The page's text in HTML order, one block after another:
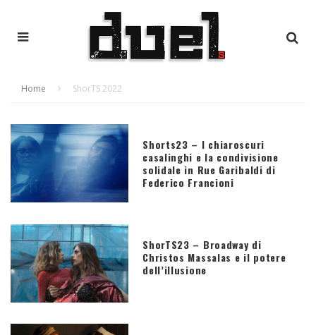
Home ShorTS 2022
Shorts23 – I chiaroscuri
casalinghi e la condivisione
solidale in Rue Garibaldi di
Federico Francioni
ShorTS23 – Broadway di
Christos Massalas e il potere
dell’illusione